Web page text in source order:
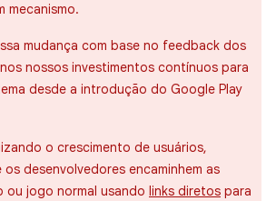
mecanismo.
mudança com base no feedback dos
nossos investimentos contínuos para
desde a introdução do Google Play
o crescimento de usuários,
desenvolvedores encaminhem as
ou jogo normal usando links diretos para